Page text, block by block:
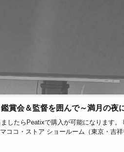
賞会＆監督を囲んで～満月の夜
したらPeatixで購入が可能になります
ココ・ストア ショールーム（東京・吉祥